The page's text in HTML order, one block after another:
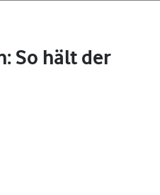
So hält der